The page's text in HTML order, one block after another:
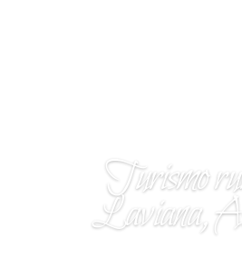
Turismo
Laviana,